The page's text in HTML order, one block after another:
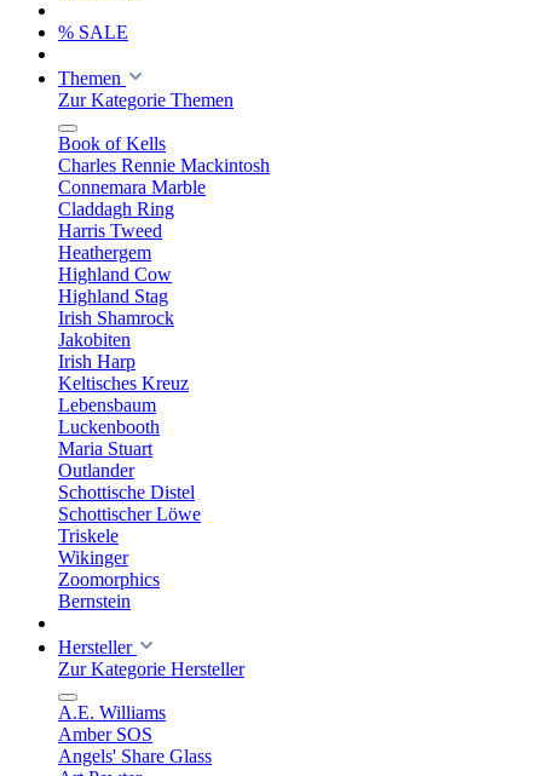
% SALE
Themen
Zur Kategorie Themen
Book of Kells
Charles Rennie Mackintosh
Connemara Marble
Claddagh Ring
Harris Tweed
Heathergem
Highland Cow
Highland Stag
Irish Shamrock
Jakobiten
Irish Harp
Keltisches Kreuz
Lebensbaum
Luckenbooth
Maria Stuart
Outlander
Schottische Distel
Schottischer Löwe
Triskele
Wikinger
Zoomorphics
Bernstein
Hersteller
Zur Kategorie Hersteller
A.E. Williams
Amber SOS
Angels' Share Glass